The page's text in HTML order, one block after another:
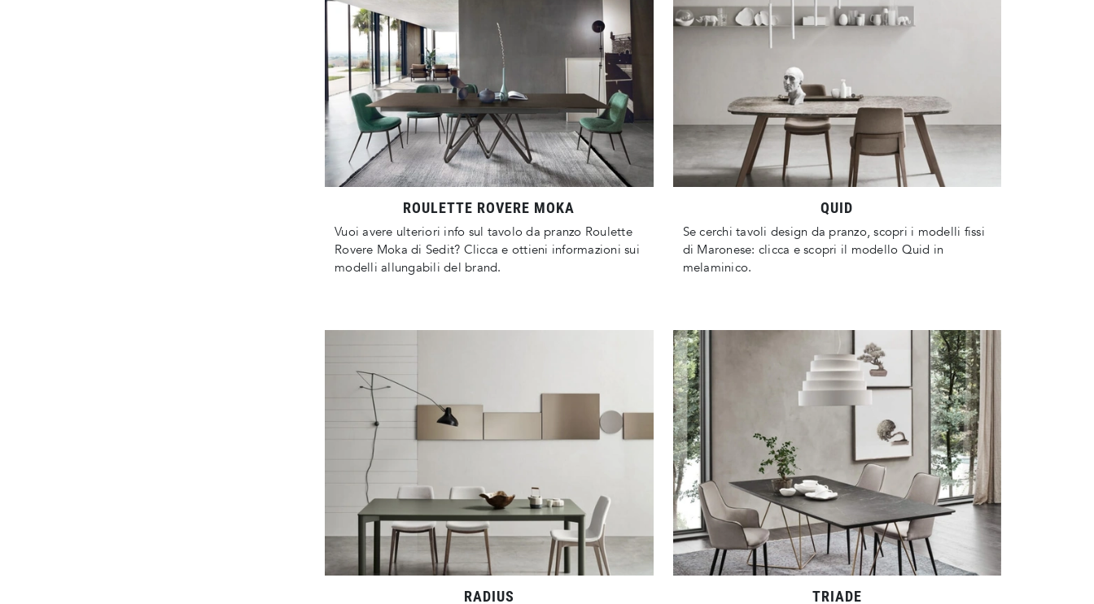
ROULETTE ROVERE MOKA
Vuoi avere ulteriori info sul tavolo da pranzo Roulette
Rovere Moka di Sedit? Clicca e ottieni informazioni sui
modelli allungabili del brand.
QUID
Se cerchi tavoli design da pranzo, scopri i modelli fissi
di Maronese: clicca e scopri il modello Quid in
melaminico.
RADIUS TRIADE